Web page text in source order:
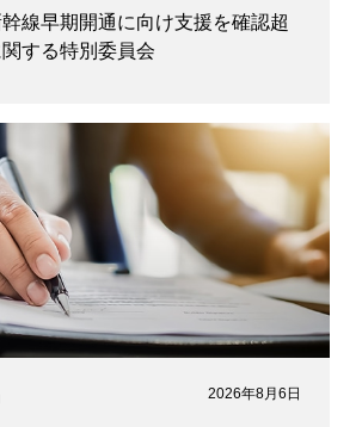
線早期開通に向け支援を確認超
する特別委員会
2026年8月6日